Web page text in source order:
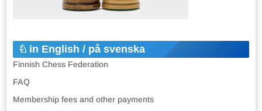
in English / på svenska
Finnish Chess Federation
FAQ
Membership fees and other payments